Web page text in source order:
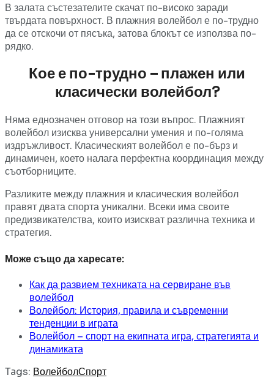
В залата състезателите скачат по-високо заради
твърдата повърхност. В плажния волейбол е по-трудно
да се отскочи от пясъка, затова блокът се използва по-
рядко.
Кое е по-трудно – плажен или
класически волейбол?
Няма еднозначен отговор на този въпрос. Плажният
волейбол изисква универсални умения и по-голяма
издръжливост. Класическият волейбол е по-бърз и
динамичен, което налага перфектна координация между
съотборниците.
Разликите между плажния и класическия волейбол
правят двата спорта уникални. Всеки има своите
предизвикателства, които изискват различна техника и
стратегия.
Може също да харесате:
Как да развием техниката на сервиране във
волейбол
Волейбол: История, правила и съвременни
тенденции в играта
Волейбол – спорт на екипната игра, стратегията и
динамиката
Tags: ВолейболСпорт